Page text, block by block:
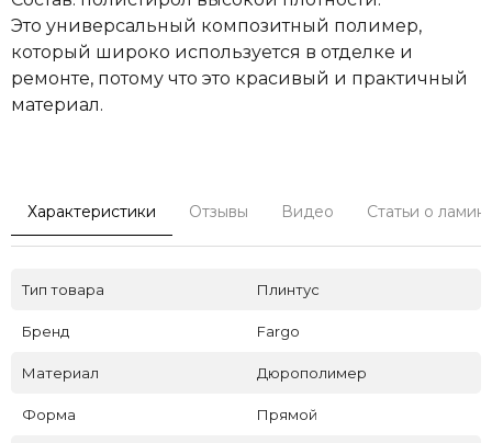
Это универсальный композитный полимер,
который широко используется в отделке и
ремонте, потому что это красивый и практичный
материал.
Характеристики Отзывы Видео Статьи о
Тип товара Плинтус
Бренд Fargo
Материал Дюрополимер
Форма Прямой